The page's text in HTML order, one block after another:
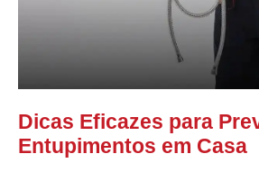
Dicas Eficazes para
Entupimentos em Casa